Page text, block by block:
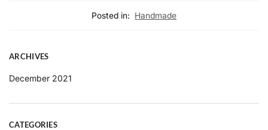
Posted in: Handmade
ARCHIVES
December 2021
CATEGORIES